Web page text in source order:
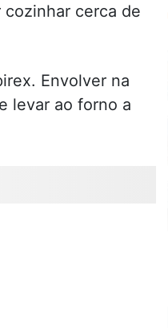
cerca de
Envolver na
levar ao forno a